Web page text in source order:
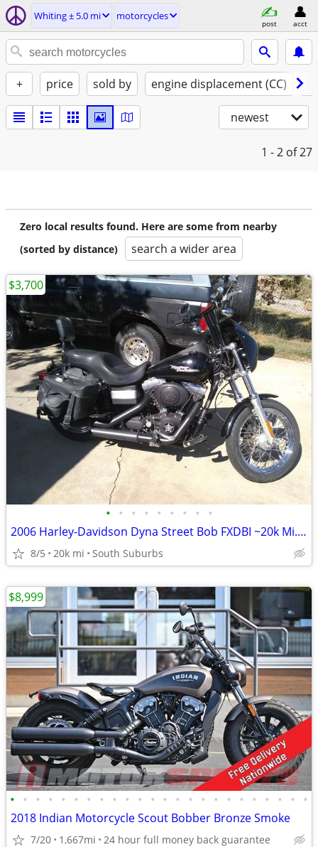
Whiting ± 5.0 mi motorcycles
post acct
+ price sold by engine displacement (CC)
newest
1 - 2 of 27
Zero local results found. Here are some from nearby
(sorted by distance)
search a wider area
• • • • • • • • •
2006 Harley-Davidson Dyna Street Bob FXDBI ~20k Mi.-Custom-$3,700 CASH
8/5 20k mi South Suburbs
$3,700
• • • • • • • • • • • • • • • • • • • • • • • •
2018 Indian Motorcycle Scout Bobber Bronze Smoke
7/20 1,667mi 24 hour full money back guarantee
$8,999